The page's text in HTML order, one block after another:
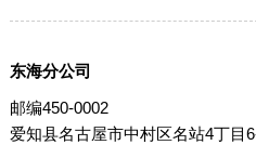
东海分公司
邮编450-0002
爱知县名古屋市中村区名站4丁目